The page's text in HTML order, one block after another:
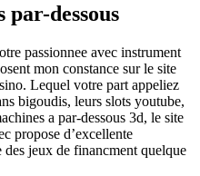
par-dessous
passionnee avec instrument
mon constance sur le site
Lequel votre part appeliez
bigoudis, leurs slots youtube,
a par-dessous 3d, le site
propose d’excellente
jeux de financment quelque